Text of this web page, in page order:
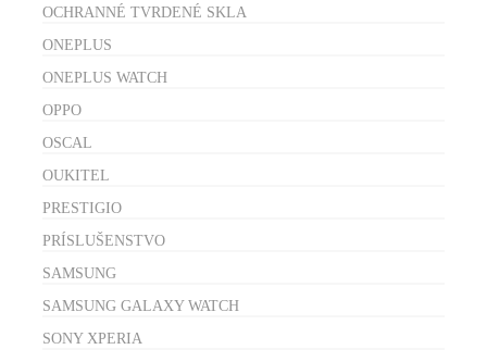
OCHRANNÉ TVRDENÉ SKLA
ONEPLUS
ONEPLUS WATCH
OPPO
OSCAL
OUKITEL
PRESTIGIO
PRÍSLUŠENSTVO
SAMSUNG
SAMSUNG GALAXY WATCH
SONY XPERIA